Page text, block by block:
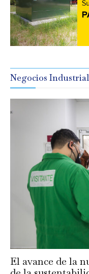
Negocios
El avance de la